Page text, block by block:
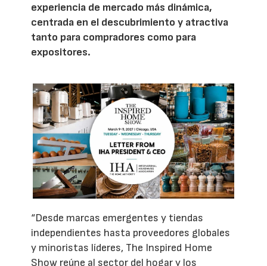
experiencia de mercado más dinámica,
centrada en el descubrimiento y atractiva
tanto para compradores como para
expositores.
“Desde marcas emergentes y tiendas
independientes hasta proveedores globales
y minoristas líderes, The Inspired Home
Show reúne al sector del hogar y los